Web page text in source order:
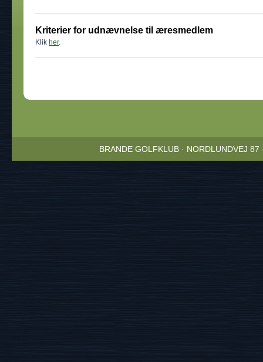
Kriterier for udnævnelse til æresmedlem
Klik her.
BRANDE GOLFKLUB · NORDLUNDVEJ